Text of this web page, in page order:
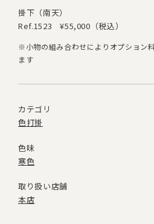
掛下（南天）
Ref.1523
¥55,000（税込）
※小物の組み合わせによりオプション
ます
カテゴリ
色打掛
色味
寒色
取り扱い店舗
本店